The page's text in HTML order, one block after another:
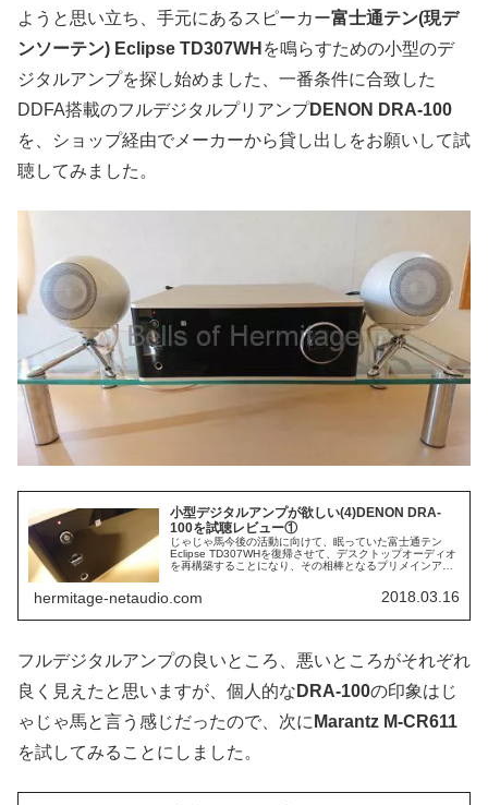
ようと思い立ち、手元にあるスピーカー富士通テン(現デ
ンソーテン) Eclipse TD307WH を鳴らすための小型のデ
ジタルアンプを探し始めました、一番条件に合致した
DDFA搭載のフルデジタルプリアンプDENON DRA-100
を、ショップ経由でメーカーから貸し出しをお願いして試
聴してみました。
小型デジタルアンプが欲しい(4)DENON DRA-
100を試聴レビュー①
じゃじゃ馬今後の活動に向けて、眠っていた富士通テン
Eclipse TD307WHを復帰させて、デスクトップオーディオ
を再構築することになり、その相棒となるプリメインアン
hermitage-netaudio.com 2018.03.16
フルデジタルアンプの良いところ、悪いところがそれぞれ
良く見えたと思いますが、個人的な DRA-100の印象はじ
ゃじゃ馬と言う感じだったので、次に Marantz M-CR611
を試してみることにしました。